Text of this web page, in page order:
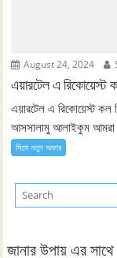
August 24, 2024
এয়ারটেল এ রিকোয়েস্ট
এয়ারটেল এ রিকোয়েস্ট
আসসালামু আলাইকুম আমরা
সিমে নতুন ‍অফার
জানার উপায় এর